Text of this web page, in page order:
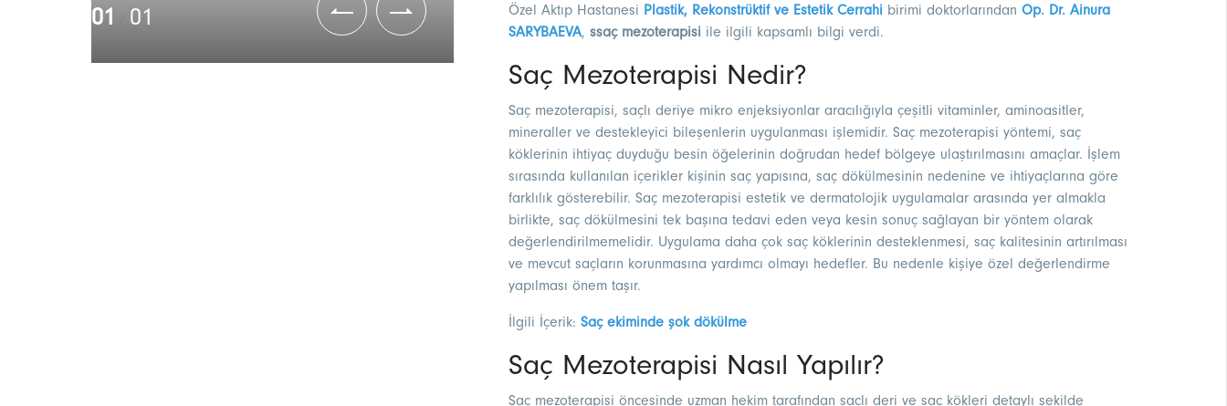
01 / 01 Özel Aktıp Hastanesi Plastik, Rekonstrüktif ve Estetik Cerrahi birimi doktorlarındanOp. Dr. Ainura
SARYBAEVA,ssaç mezoterapisi ile ilgili kapsamlı bilgi verdi.
Saç Mezoterapisi Nedir?
Saç mezoterapisi, saçlı deriye mikro enjeksiyonlar aracılığıyla çeşitli vitaminler, aminoasitler,
mineraller ve destekleyici bileşenlerin uygulanması işlemidir. Saç mezoterapisi yöntemi, saç
köklerinin ihtiyaç duyduğu besin öğelerinin doğrudan hedef bölgeye ulaştırılmasını amaçlar. İşlem
sırasında kullanılan içerikler kişinin saç yapısına, saç dökülmesinin nedenine ve ihtiyaçlarına göre
farklılık gösterebilir. Saç mezoterapisi estetik ve dermatolojik uygulamalar arasında yer almakla
birlikte, saç dökülmesini tek başına tedavi eden veya kesin sonuç sağlayan bir yöntem olarak
değerlendirilmemelidir. Uygulama daha çok saç köklerinin desteklenmesi, saç kalitesinin artırılması
ve mevcut saçların korunmasına yardımcı olmayı hedefler. Bu nedenle kişiye özel değerlendirme
yapılması önem taşır.
İlgili İçerik:Saç ekiminde şok dökülme
Saç Mezoterapisi Nasıl Yapılır?
Saç mezoterapisi öncesinde uzman hekim tarafından saçlı deri ve saç kökleri detaylı şekilde